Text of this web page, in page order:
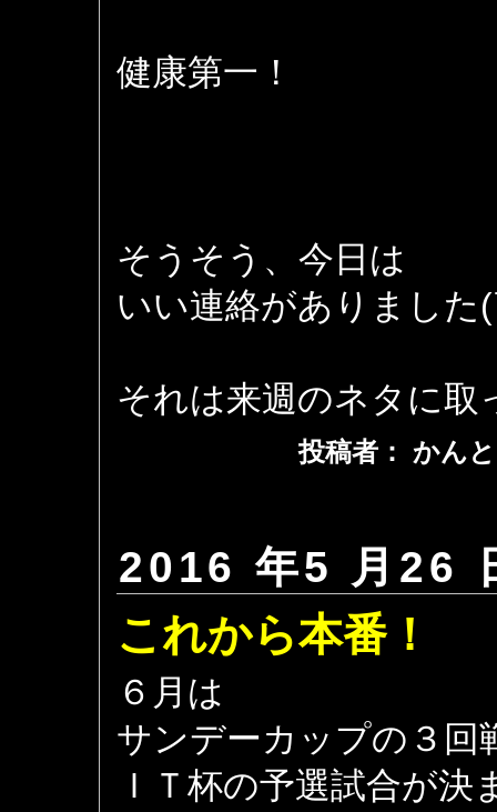
健康第一！
そうそう、今日は
いい連絡がありまし
それは来週のネタに取
投稿者： かん
2016 年5 月26
これから本番！
６月は
サンデーカップの３回
ＩＴ杯の予選試合が決